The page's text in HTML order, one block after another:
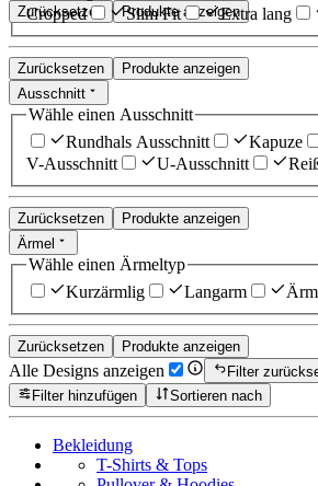
Zurücksetzen Produkte anzeigen
Cropped
Slim Fit Extra lang
Zurücksetzen
Produkte anzeigen
Ausschnitt
Wähle einen Ausschnitt
Rundhals Ausschnitt
Kapuze
V-Ausschnitt
U-Ausschnitt
Zurücksetzen
Produkte anzeigen
Ärmel
Wähle einen Ärmeltyp
Kurzärmlig
Langarm
Zurücksetzen Produkte anzeigen
Alle Designs anzeigen
Filter
Filter hinzufügen
Sortieren nach
Bekleidung
T-Shirts & Tops